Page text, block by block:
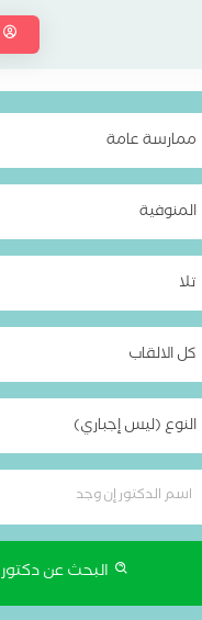
ممارسة عامة
المنوفية
تلا
كل الالقاب
النوع (ليس إجباري)
البحث عن دكتور